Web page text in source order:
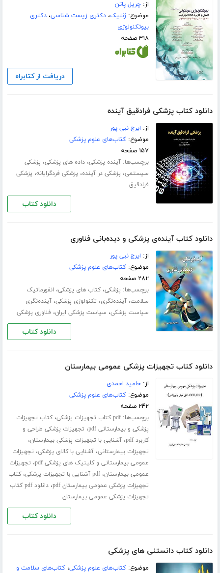
از:چریل پاتن
موضوع:ژنتیک،دکتری زیست شناسی،دکتری
بیوتکنولوژی
۳۱۸ صفحه
دریافت از کتابراه
دانلود کتاب پزشکی فرادقیق آینده
از: ایرج نبی پور
موضوع:کتاب‌های علوم پزشکی
۱۵۷ صفحه
برچسب‌ها:آینده پزشکی،داده های پزشکی، پزشکی
سیستمی، پزشکی در آینده، پزشکی فردگرایانه، پزشکی
فرادقیق
دانلود کتاب
دانلود کتاب آینده‌ی پزشکی و دیده‌بانی فناوری
از: ایرج نبی پور
موضوع:کتاب‌های علوم پزشکی
۲۸۲ صفحه
برچسب‌ها: پزشکی،کتاب های پزشکی، انفورماتیک
سلامت،آینده‌نگری، تکنولوژی پزشکی،آینده‌نگری
سیاست پزشکی، سیاست پزشکی ایران، فناوری پزشکی
دانلود کتاب
دانلود کتاب تجهیزات پزشکی عمومی بیمارستان
از:حامید احمدی
موضوع:کتاب‌های علوم پزشکی
۲۴۲ صفحه
برچسب‌ها:pdf کتاب تجهیزات پزشکی ،کتاب تجهیزات
پزشکی و بیمارستانی pdf
، تجهیزات پزشکی طراحی و
کاربرد pdf
،آشنایی با تجهیزات پزشکی بیمارستان،
تجهیزات بیمارستانی،آشنایی با کالای پزشکی، تجهیزات
عمومی بیمارستانی و کلینیک های پزشکی pdf
، تجهیزات
عمومی بیمارستان،pdf آشنایی با تجهیزات پزشکی ،کتاب
تجهیزات پزشکی عمومی بیمارستان pdf
،
دانلود pdf کتاب
تجهیزات پزشکی عمومی بیمارستان
دانلود کتاب
دانلود کتاب دانستنی های پزشکی
موضوع:کتاب‌های علوم پزشکی،کتاب‌های سلامت و